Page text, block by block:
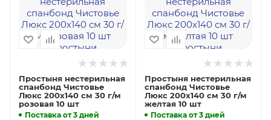
Простыня нестерильная
спанбонд Чистовье
Люкс 200х140 см 30 г/м
розовая 10 шт
Поставка от 3 дней
Простыня нестерильная
спанбонд Чистовье
Люкс 200х140 см 30 г/м
желтая 10 шт
Поставка от 3 дней